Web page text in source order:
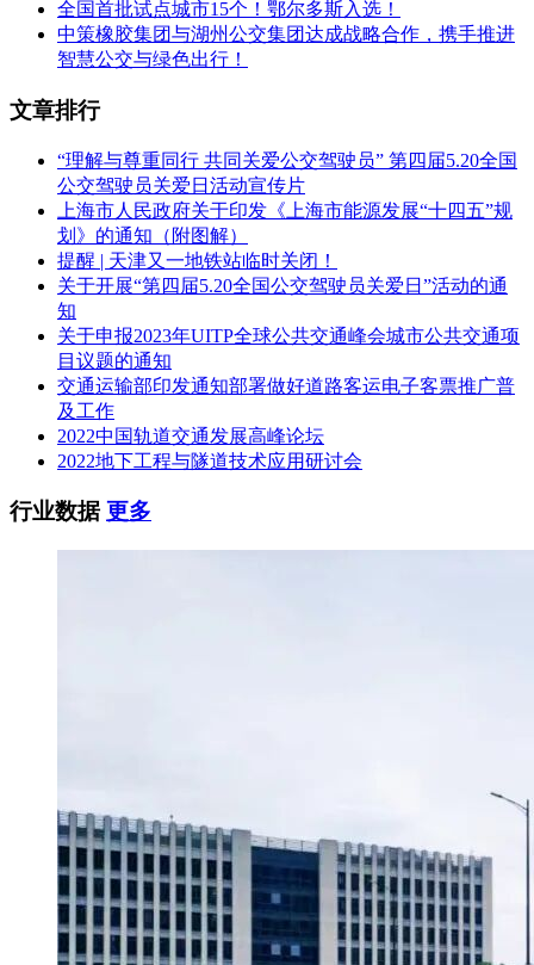
全国首批试点城市15个！鄂尔多斯入选！
中策橡胶集团与湖州公交集团达成战略合作，携手推进
智慧公交与绿色出行！
文章排行
“理解与尊重同行 共同关爱公交驾驶员” 第四届5.20全国
公交驾驶员关爱日活动宣传片
上海市人民政府关于印发《上海市能源发展“十四五”规
划》的通知（附图解）
提醒 | 天津又一地铁站临时关闭！
关于开展“第四届5.20全国公交驾驶员关爱日”活动的通
知
关于申报2023年UITP全球公共交通峰会城市公共交通项
目议题的通知
交通运输部印发通知部署做好道路客运电子客票推广普
及工作
2022中国轨道交通发展高峰论坛
2022地下工程与隧道技术应用研讨会
行业数据更多